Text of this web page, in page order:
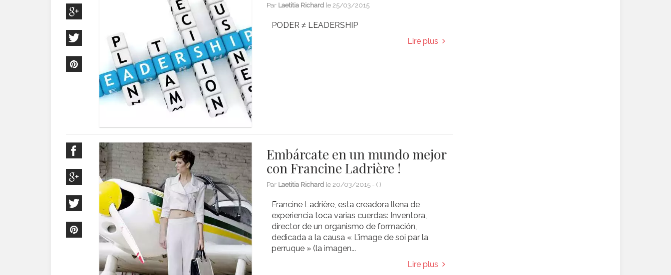
Par Laetitia Richard le25/03/2015
PODER ≠ LEADERSHIP
Lire plus
Embárcate en un mundo mejor
con Francine Ladrière !
Par Laetitia Richard le20/03/2015 - ()
Francine Ladrière, esta creadora llena de
experiencia toca varias cuerdas: Inventora,
director de un organismo de formación,
dedicada a la causa « L’image de soi par la
perruque » (la imagen...
Lire plus